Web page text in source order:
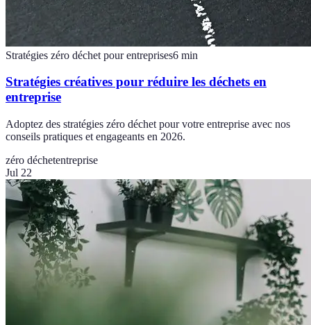
Stratégies zéro déchet pour entreprises6 min
Stratégies créatives pour réduire les déchets en
entreprise
Adoptez des stratégies zéro déchet pour votre entreprise avec nos
conseils pratiques et engageants en 2026.
zéro déchetentreprise
Jul 22